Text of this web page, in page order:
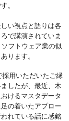
。
い視点と語りは各
で講演されていま
フトウェア業の似
ります。
用いただいたご縁
したが、最近、木
けるマスタデータ
の着いたアプロー
れている話に感銘